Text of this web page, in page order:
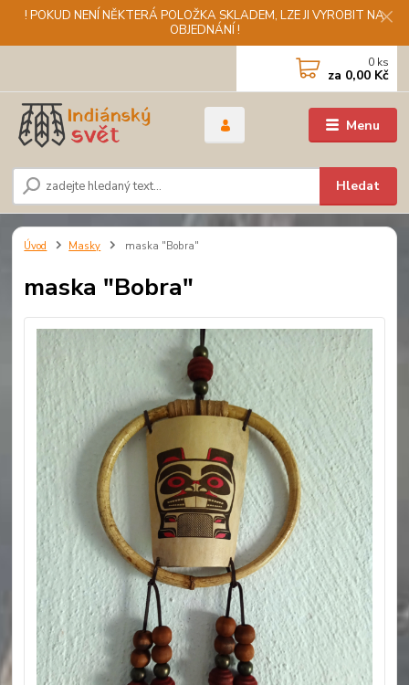
! POKUD NENÍ NĚKTERÁ POLOŽKA SKLADEM, LZE JI VYROBIT NA
OBJEDNÁNÍ !
Menu
Hledat
0 ks
za 0,00 Kč
Úvod Masky maska "Bobra"
maska "Bobra"